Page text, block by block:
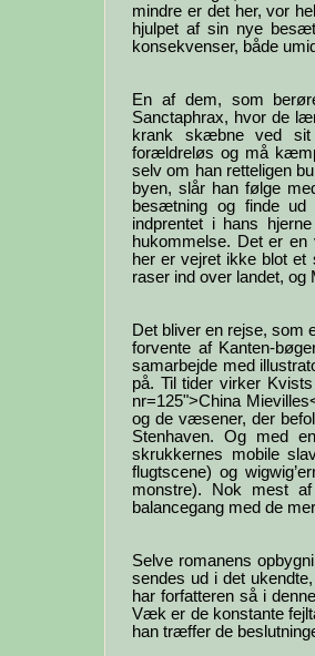
mindre er det her, vor
hjulpet af sin nye
konsekvenser, både
En af dem, som
Sanctaphrax, hvor de
krank skæbne ved sit
forældreløs og må
selv om han retteligen
byen, slår han følge
besætning og finde
indprentet i hans
hukommelse. Det er
her er vejret ikke blot et
raser ind over landet, og
Det bliver en rejse, som
forvente af Kanten-
samarbejde med
på. Til tider virker
nr=125">China
og de væsener, der
Stenhaven. Og med
skrukkernes mobile
flugtscene) og
monstre). Nok mest
balancegang med de
Selve romanens
sendes ud i det
har forfatteren så i
Væk er de konstante
han træffer de